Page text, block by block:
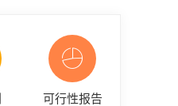
可行性报告